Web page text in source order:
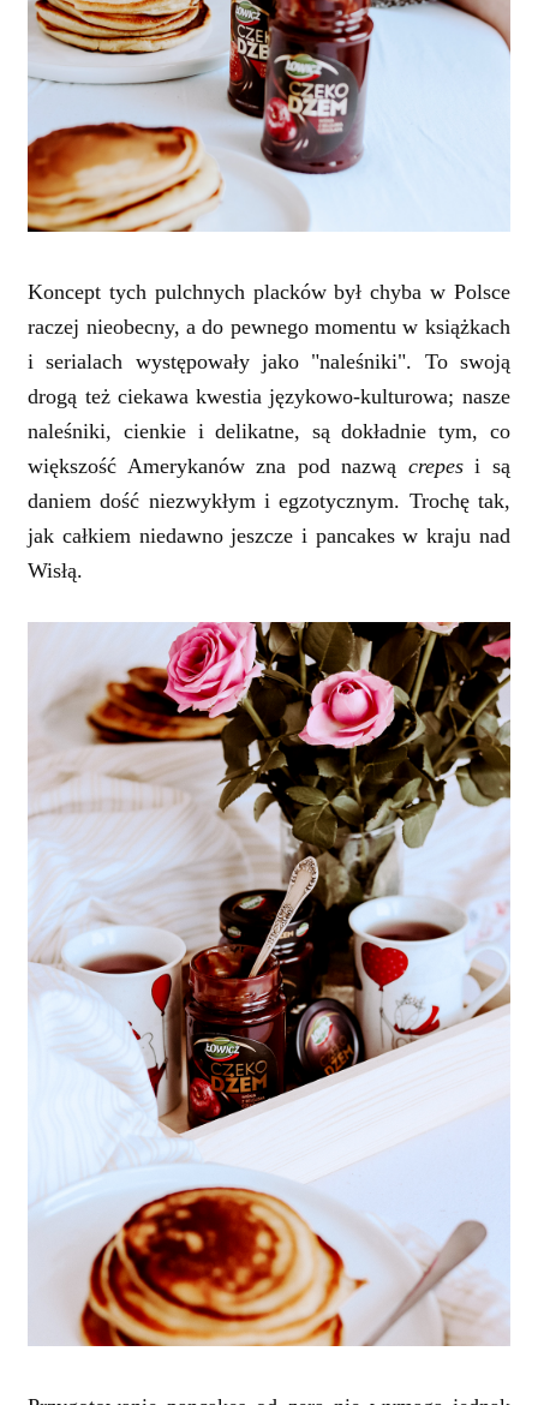
Koncept tych pulchnych placków był chyba w Polsce
raczej nieobecny, a do pewnego momentu w książkach
i serialach występowały jako "naleśniki". To swoją
drogą też ciekawa kwestia językowo-kulturowa; nasze
naleśniki, cienkie i delikatne, są dokładnie tym, co
większość Amerykanów zna pod nazwą crepesi są
daniem dość niezwykłym i egzotycznym. Trochę tak,
jak całkiem niedawno jeszcze i pancakes w kraju nad
Wisłą.